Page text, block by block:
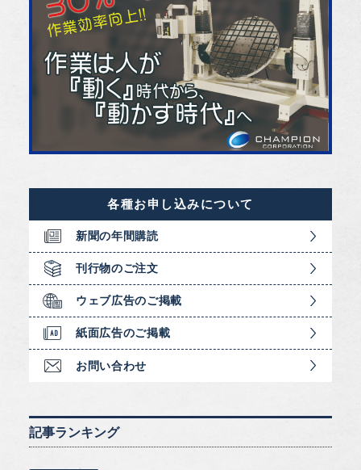
各種お申し込みについて
新聞の年間購読
刊行物のご注文
ウェブ広告のご掲載
紙面広告のご掲載
お問い合わせ
記事ランキング